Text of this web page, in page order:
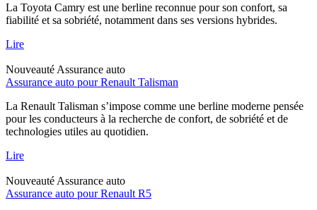
La Toyota Camry est une berline reconnue pour son confort, sa
fiabilité et sa sobriété, notamment dans ses versions hybrides.
Lire
Nouveauté Assurance auto
Assurance auto pour Renault Talisman
La Renault Talisman s’impose comme une berline moderne pensée
pour les conducteurs à la recherche de confort, de sobriété et de
technologies utiles au quotidien.
Lire
Nouveauté Assurance auto
Assurance auto pour Renault R5